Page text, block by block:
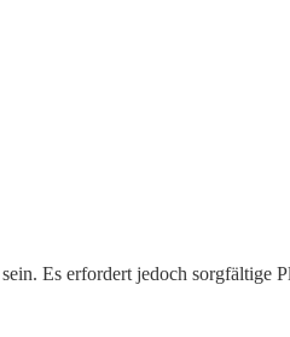
Es erfordert jedoch